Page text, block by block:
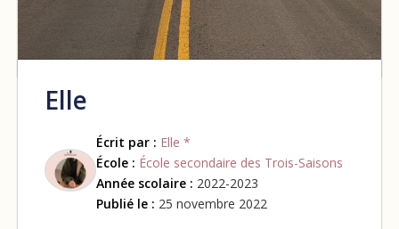
Elle
Écrit par : Elle *
École : École secondaire des Trois-Saisons
Année scolaire : 2022-2023
Publié le : 25 novembre 2022